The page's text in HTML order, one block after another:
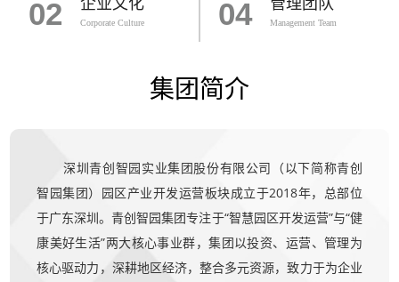
02 Corporate Culture 04 Management Team
集团简介
深圳青创智园实业集团股份有限公司（以下简称青创
智园集团）园区产业开发运营板块成立于2018年，总部位
于广东深圳。青创智园集团专注于“智慧园区开发运营”与“健
康美好生活”两大核心事业群，集团以投资、运营、管理为
核心驱动力，深耕地区经济，整合多元资源，致力于为企业